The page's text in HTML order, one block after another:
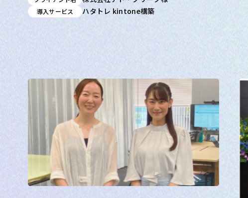
導入サービス ハタトレ kintone構築